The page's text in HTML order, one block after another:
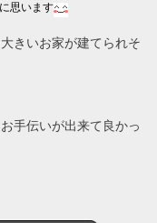
思います
きいお家が建てられそ
手伝いが出来て良かっ